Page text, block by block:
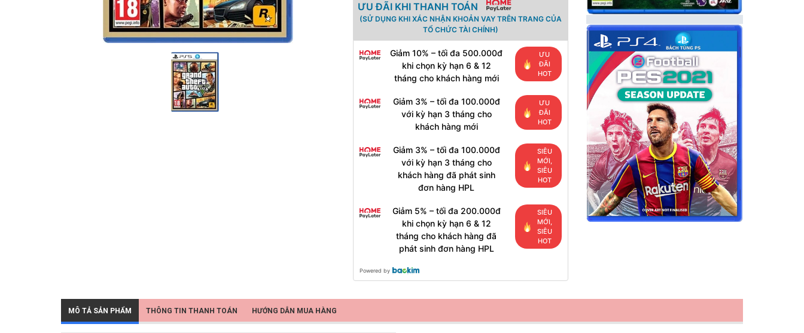
ƯU ĐÃI KHI THANH TOÁN
(SỬ DỤNG KHI XÁC NHẬN KHOẢN VAY TRÊN TRANG CỦA
TỔ CHỨC TÀI CHÍNH)
Giảm 10% – tối đa 500.000đ
khi chọn kỳ hạn 6 & 12
tháng cho khách hàng mới
ƯU
ĐÃI
HOT
Giảm 3% – tối đa 100.000đ
với kỳ hạn 3 tháng cho
khách hàng mới
ƯU
ĐÃI
HOT
Giảm 3% – tối đa 100.000đ
với kỳ hạn 3 tháng cho
khách hàng đã phát sinh
đơn hàng HPL
SIÊU
MỚI,
SIÊU
HOT
Giảm 5% – tối đa 200.000đ
khi chọn kỳ hạn 6 & 12
tháng cho khách hàng đã
phát sinh đơn hàng HPL
SIÊU
MỚI,
SIÊU
HOT
Powered by
MÔ TẢ SẢN PHẨM THÔNG TIN THANH TOÁN HƯỚNG DẪN MUA HÀNG